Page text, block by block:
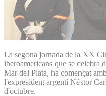
La segona jornada de la XX
iberoamericans que se celebra
Mar del Plata, ha començat
l'expresident argentí Néstor
d'octubre.